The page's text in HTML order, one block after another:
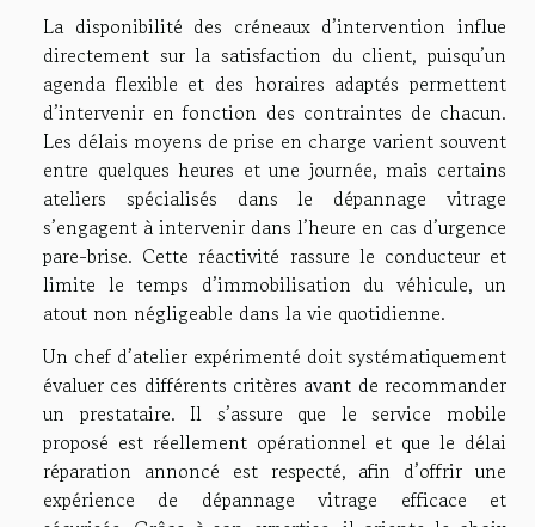
La disponibilité des créneaux d’intervention influe
directement sur la satisfaction du client, puisqu’un
agenda flexible et des horaires adaptés permettent
d’intervenir en fonction des contraintes de chacun.
Les délais moyens de prise en charge varient souvent
entre quelques heures et une journée, mais certains
ateliers spécialisés dans le dépannage vitrage
s’engagent à intervenir dans l’heure en cas d’urgence
pare-brise. Cette réactivité rassure le conducteur et
limite le temps d’immobilisation du véhicule, un
atout non négligeable dans la vie quotidienne.
Un chef d’atelier expérimenté doit systématiquement
évaluer ces différents critères avant de recommander
un prestataire. Il s’assure que le service mobile
proposé est réellement opérationnel et que le délai
réparation annoncé est respecté, afin d’offrir une
expérience de dépannage vitrage efficace et